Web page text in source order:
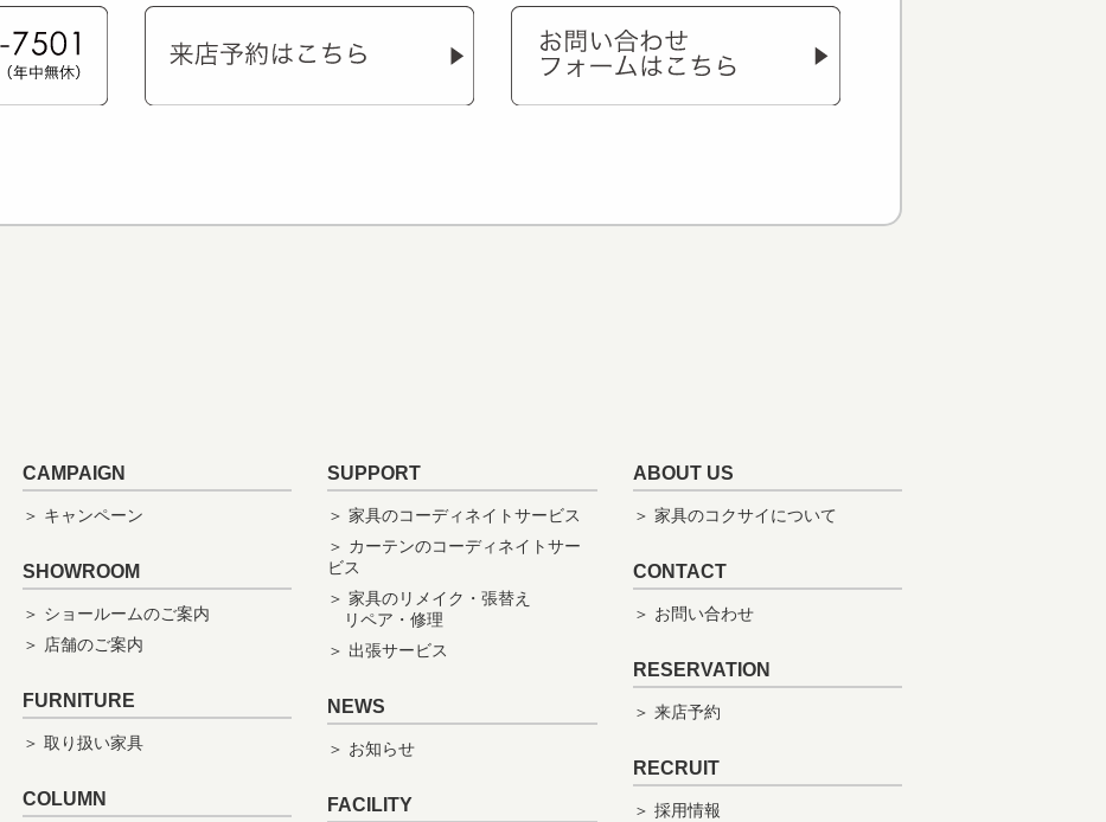
CAMPAIGN
＞ キャンペーン
SHOWROOM
＞ ショールームのご案内
＞ 店舗のご案内
FURNITURE
＞ 取り扱い家具
COLUMN
SUPPORT
＞ 家具のコーディネイトサービス
＞ カーテンのコーディネイトサー
ビス
＞ 家具のリメイク・張替え
リペア・修理
＞ 出張サービス
NEWS
＞ お知らせ
FACILITY
ABOUT US
＞ 家具のコクサイについて
CONTACT
＞ お問い合わせ
RESERVATION
＞ 来店予約
RECRUIT
＞ 採用情報